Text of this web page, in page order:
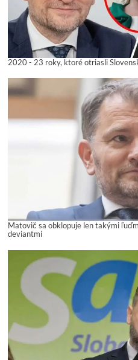
2020 - 23 roky, ktoré otriasli
Matovič sa obklopuje len takými
deviantmi